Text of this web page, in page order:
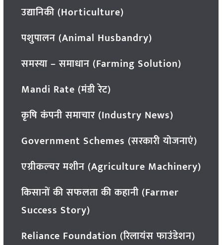
उद्यानिकी (Horticulture)
पशुपालन (Animal Husbandry)
समस्या – समाधान (Farming Solution)
Mandi Rate (मंडी रेट)
कृषि कंपनी समाचार (Industry News)
Government Schemes (सरकारी योजनाएं)
एग्रीकल्चर मशीन (Agriculture Machinery)
किसानों की सफलता की कहानी (Farmer
Success Story)
Reliance Foundation (रिलायंस फाउंडेशन)